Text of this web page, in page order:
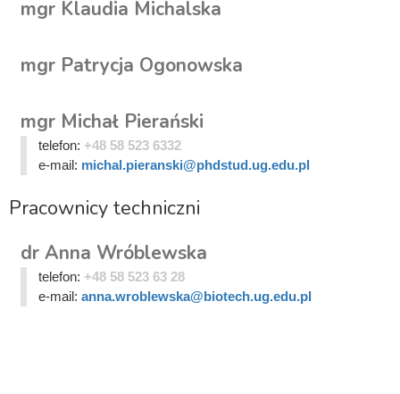
mgr Klaudia Michalska
mgr Patrycja Ogonowska
mgr Michał Pierański
telefon: +48 58 523 6332
e-mail: michal.pieranski@phdstud.ug.edu.pl
Pracownicy techniczni
dr Anna Wróblewska
telefon: +48 58 523 63 28
e-mail: anna.wroblewska@biotech.ug.edu.pl